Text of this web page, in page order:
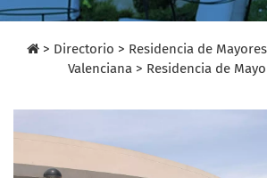
> Directorio > Residencia de
Valenciana > Residencia de